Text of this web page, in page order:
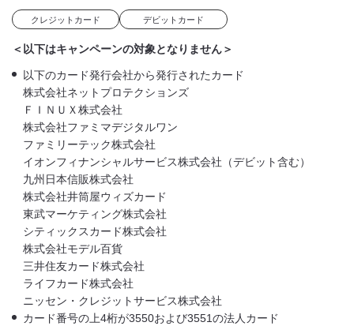
クレジットカード デビットカード
＜以下はキャンペーンの対象となりません＞
以下のカード発行会社から発行されたカード
株式会社ネットプロテクションズ
ＦＩＮＵＸ株式会社
株式会社ファミマデジタルワン
ファミリーテック株式会社
イオンフィナンシャルサービス株式会社（デビット含む）
九州日本信販株式会社
株式会社井筒屋ウィズカード
東武マーケティング株式会社
シティックスカード株式会社
株式会社モデル百貨
三井住友カード株式会社
ライフカード株式会社
ニッセン・クレジットサービス株式会社
カード番号の上4桁が3550および3551の法人カード